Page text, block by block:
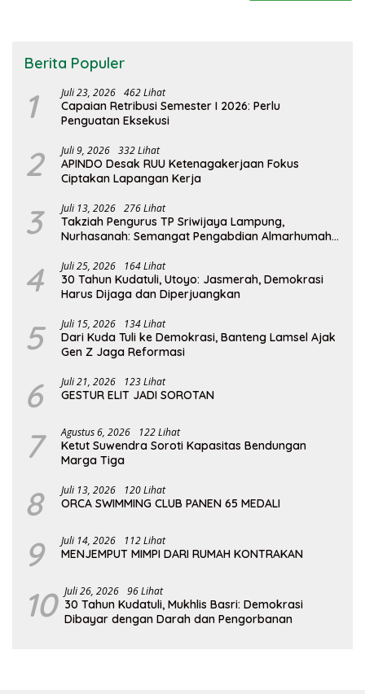
Berita Populer
1 Juli 23, 2026 462 Lihat
Capaian Retribusi Semester I 2026: Perlu
Penguatan Eksekusi
2 Juli 9, 2026 332 Lihat
APINDO Desak RUU Ketenagakerjaan Fokus
Ciptakan Lapangan Kerja
3 Juli 13, 2026 276 Lihat
Takziah Pengurus TP Sriwijaya Lampung,
Nurhasanah: Semangat Pengabdian Almarhumah
4 Juli 25, 2026 164 Lihat
30 Tahun Kudatuli, Utoyo: Jasmerah, Demokrasi
Harus Dijaga dan Diperjuangkan
5 Juli 15, 2026 134 Lihat
Dari Kuda Tuli ke Demokrasi, Banteng Lamsel Ajak
Gen Z Jaga Reformasi
6 Juli 21, 2026 123 Lihat
GESTUR ELIT JADI SOROTAN
7 Agustus 6, 2026 122 Lihat
Ketut Suwendra Soroti Kapasitas Bendungan
Marga Tiga
8 Juli 13, 2026 120 Lihat
ORCA SWIMMING CLUB PANEN 65 MEDALI
9 Juli 14, 2026 112 Lihat
MENJEMPUT MIMPI DARI RUMAH KONTRAKAN
10 Juli 26, 2026 96 Lihat
30 Tahun Kudatuli, Mukhlis Basri: Demokrasi
Dibayar dengan Darah dan Pengorbanan